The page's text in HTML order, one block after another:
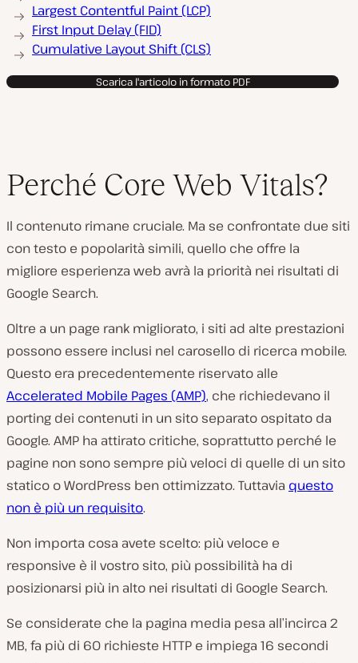
Largest Contentful Paint (LCP)
First Input Delay (FID)
Cumulative Layout Shift (CLS)
Scarica l'articolo in formato PDF
Perché Core Web Vitals?
Il contenuto rimane cruciale. Ma se confrontate due siti
con testo e popolarità simili, quello che offre la
migliore esperienza web avrà la priorità nei risultati di
Google Search.
Oltre a un page rank migliorato, i siti ad alte prestazioni
possono essere inclusi nel carosello di ricerca mobile.
Questo era precedentemente riservato alle
Accelerated Mobile Pages (AMP), che richiedevano il
porting dei contenuti in un sito separato ospitato da
Google. AMP ha attirato critiche, soprattutto perché le
pagine non sono sempre più veloci di quelle di un sito
statico o WordPress ben ottimizzato. Tuttavia questo
non è più un requisito.
Non importa cosa avete scelto: più veloce e
responsive è il vostro sito, più possibilità ha di
posizionarsi più in alto nei risultati di Google Search.
Se considerate che la pagina media pesa all’incirca 2
MB, fa più di 60 richieste HTTP e impiega 16 secondi